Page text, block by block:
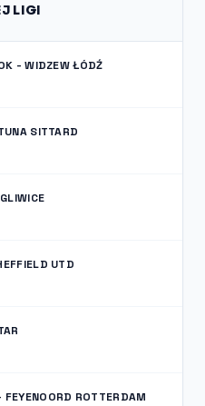
LIGI
- WIDZEW ŁÓDŹ
SITTARD
UTD
ROTTERDAM